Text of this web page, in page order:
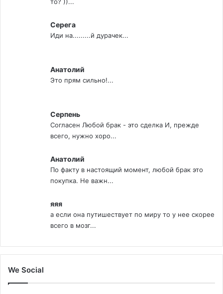
Серега
Иди на.........й дурачек...
Анатолий
Это прям сильно!...
Серпень
Согласен Любой брак - это сделка И, прежде
всего, нужно хоро...
Анатолий
По факту в настоящий момент, любой брак это
покупка. Не важн...
яяя
а если она путишествует по миру то у нее скорее
всего в мозг...
We Social